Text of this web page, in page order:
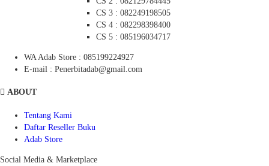
CS 3 : 082249198505
CS 4 : 082298398400
CS 5 : 085196034717
WA Adab Store : 085199224927
E-mail : Penerbitadab@gmail.com
ABOUT
Tentang Kami
Daftar Reseller Buku
Adab Store
Social Media & Marketplace